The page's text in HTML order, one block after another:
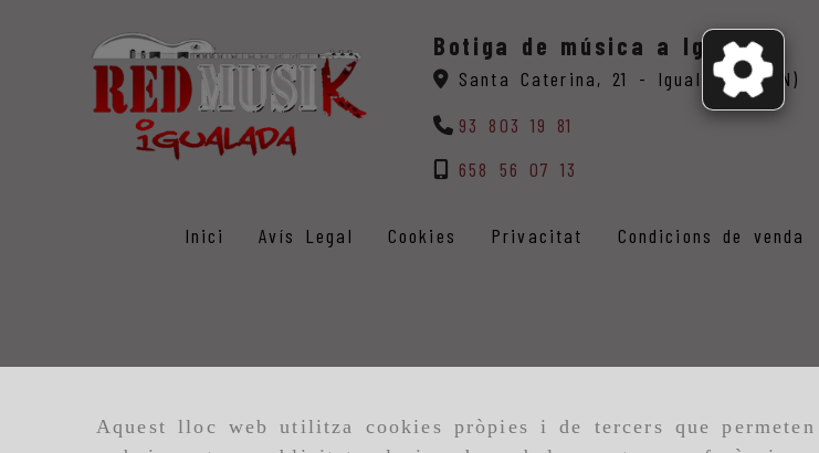
Aquest lloc web utilitza cookies pròpies i de tercers que
Botiga de música a Igualada
Santa Caterina, 21 - Igualada,(BCN)
93 803 19 81
658 56 07 13
Inici Avís Legal Cookies Privacitat Condicions de venda